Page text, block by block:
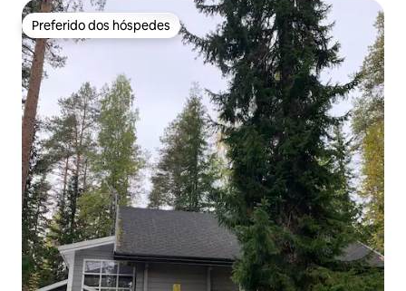
Preferido dos hóspedes
Preferido dos hóspedes